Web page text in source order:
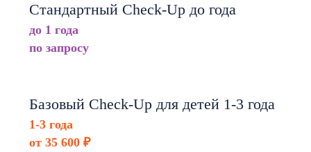
Стандартный Check-Up до года
до 1 года
по запросу
Базовый Check-Up для детей 1-3 года
1-3 года
от 35 600 ₽